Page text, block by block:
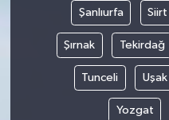
Şanlıurfa Siirt
Şırnak Tekirdağ
Tunceli Uşak
Yozgat